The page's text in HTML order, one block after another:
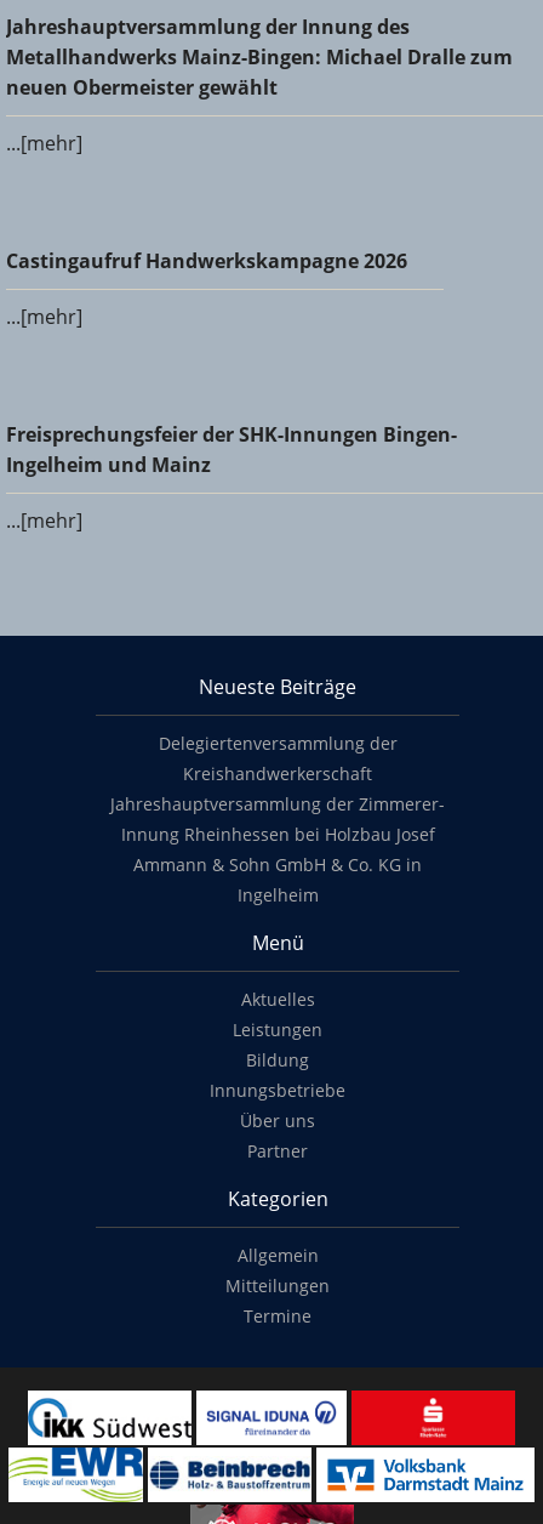
Jahreshauptversammlung der Innung des
Metallhandwerks Mainz-Bingen: Michael Dralle zum neuen
Obermeister gewählt
Jahreshauptversammlung der Innung des
Metallhandwerks Mainz-Bingen: Michael Dralle zum
neuen Obermeister gewählt
...[mehr]
Castingaufruf Handwerkskampagne 2026
Castingaufruf Handwerkskampagne 2026
...[mehr]
Freisprechungsfeier der SHK-Innungen Bingen-Ingelheim
und Mainz
Freisprechungsfeier der SHK-Innungen Bingen-
Ingelheim und Mainz
...[mehr]
Neueste Beiträge
Delegiertenversammlung der
Kreishandwerkerschaft
Jahreshauptversammlung der Zimmerer-
Innung Rheinhessen bei Holzbau Josef
Ammann & Sohn GmbH & Co. KG in
Ingelheim
Menü
Aktuelles
Leistungen
Bildung
Innungsbetriebe
Über uns
Partner
Kategorien
Allgemein
Mitteilungen
Termine
© 2014-2022 Classymade GmbH. Alle Rechte vorbehalten.